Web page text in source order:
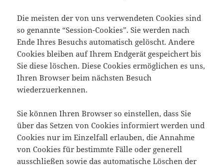
Die meisten der von uns verwendeten Cookies sind
so genannte “Session-Cookies”. Sie werden nach
Ende Ihres Besuchs automatisch gelöscht. Andere
Cookies bleiben auf Ihrem Endgerät gespeichert bis
Sie diese löschen. Diese Cookies ermöglichen es uns,
Ihren Browser beim nächsten Besuch
wiederzuerkennen.
Sie können Ihren Browser so einstellen, dass Sie
über das Setzen von Cookies informiert werden und
Cookies nur im Einzelfall erlauben, die Annahme
von Cookies für bestimmte Fälle oder generell
ausschließen sowie das automatische Löschen der